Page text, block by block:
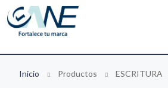
Inicio Productos ESCRITURA